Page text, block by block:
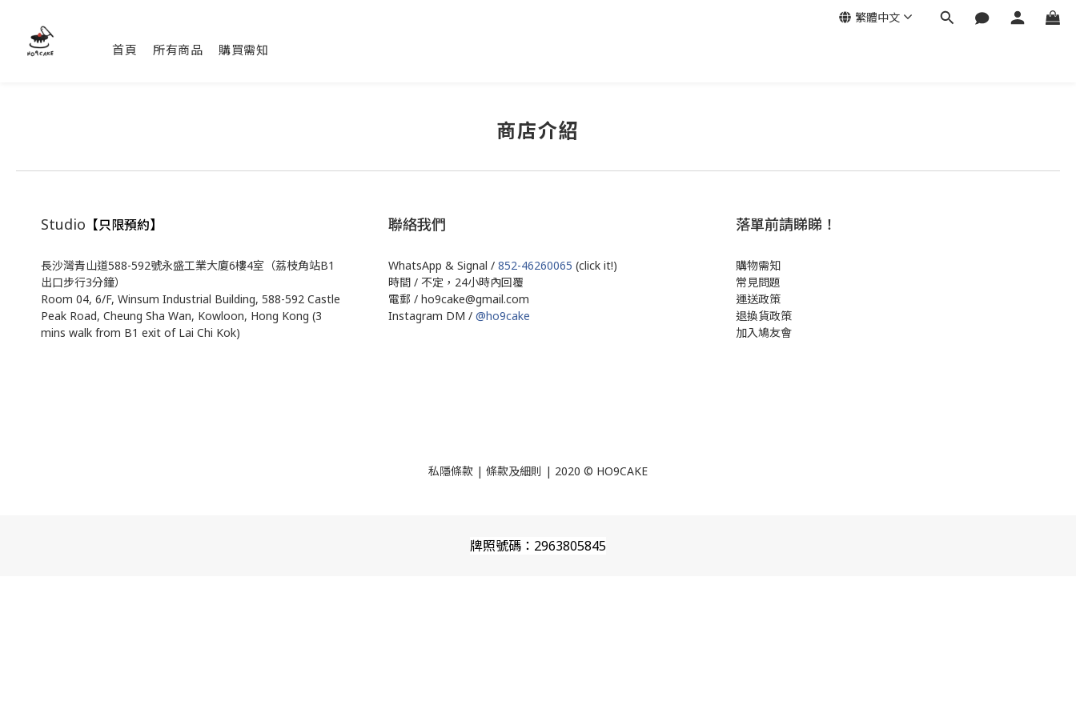
首頁 所有商品 購買需知
繁體中文
商店介紹
Studio 【只限預約】
長沙灣青山道588-592號永盛工業大廈6樓4室（荔枝角站B1
出口步行3分鐘）
Room 04, 6/F, Winsum Industrial Building, 588-592 Castle
Peak Road, Cheung Sha Wan, Kowloon, Hong Kong (3
mins walk from B1 exit of Lai Chi Kok)
聯絡我們
WhatsApp & Signal / 852-46260065 (click it!)
時間 / 不定，24小時內回覆
電郵 / ho9cake@gmail.com
Instagram DM / @ho9cake
落單前請睇睇！
購物需知
常見問題
運送政策
退換貨政策
加入鳩友會
私隱條款 | 條款及細則 | 2020 © HO9CAKE
牌照號碼：2963805845